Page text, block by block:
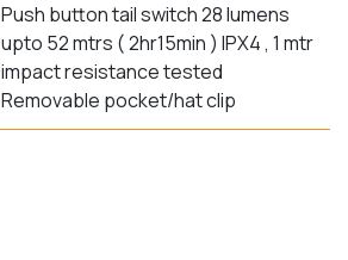
Push button tail switch 28 lumens
upto 52 mtrs ( 2hr15min ) IPX4 , 1 mtr
impact resistance tested
Removable pocket/hat clip